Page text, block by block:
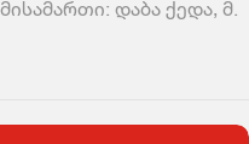
დაბა ქედა, მ.